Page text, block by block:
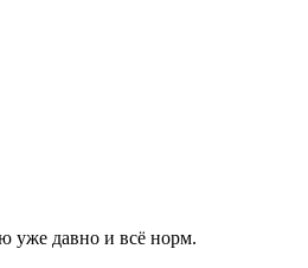
уже давно и всё норм.